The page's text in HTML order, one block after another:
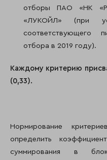
отборы ПАО «НК
«ЛУКОЙЛ» (при
соответствующего
отбора в 2019 году).
Каждому критерию
(0,33).
Нормирование
определить
суммирования в